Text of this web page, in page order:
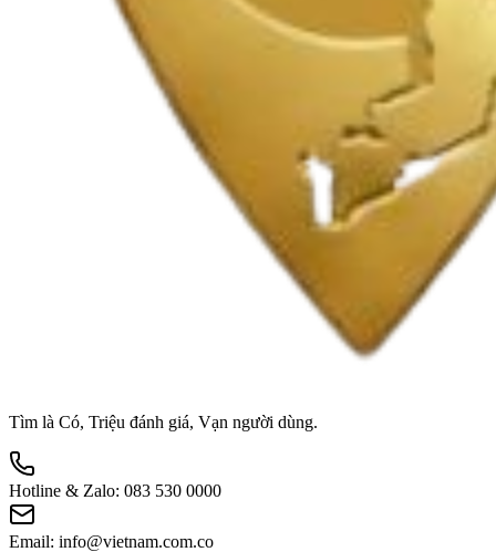
Tìm là Có, Triệu đánh giá, Vạn người dùng.
Hotline & Zalo: 083 530 0000
Email: info@vietnam.com.co